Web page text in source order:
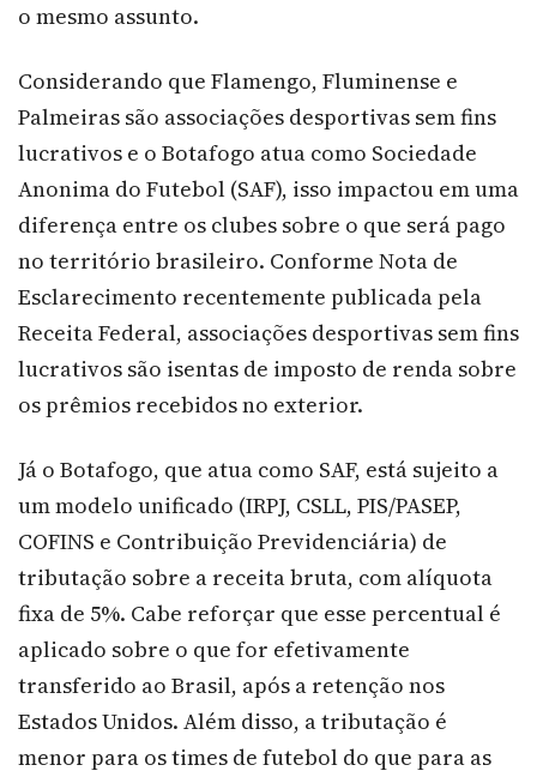
o mesmo assunto.
Considerando que Flamengo, Fluminense e
Palmeiras são associações desportivas sem fins
lucrativos e o Botafogo atua como Sociedade
Anonima do Futebol (SAF), isso impactou em uma
diferença entre os clubes sobre o que será pago
no território brasileiro. Conforme Nota de
Esclarecimento recentemente publicada pela
Receita Federal, associações desportivas sem fins
lucrativos são isentas de imposto de renda sobre
os prêmios recebidos no exterior.
Já o Botafogo, que atua como SAF, está sujeito a
um modelo unificado (IRPJ, CSLL, PIS/PASEP,
COFINS e Contribuição Previdenciária) de
tributação sobre a receita bruta, com alíquota
fixa de 5%. Cabe reforçar que esse percentual é
aplicado sobre o que for efetivamente
transferido ao Brasil, após a retenção nos
Estados Unidos. Além disso, a tributação é
menor para os times de futebol do que para as